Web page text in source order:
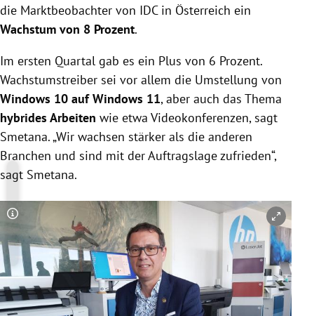
die Marktbeobachter von IDC in Österreich ein
Wachstum von 8 Prozent.
Im ersten Quartal gab es ein Plus von 6 Prozent.
Wachstumstreiber sei vor allem die Umstellung von
Windows 10 auf Windows 11, aber auch das Thema
hybrides Arbeiten wie etwa Videokonferenzen, sagt
Smetana. „Wir wachsen stärker als die anderen
Branchen und sind mit der Auftragslage zufrieden“,
sagt Smetana.
Copyright-Hinweis öffnen/schließen